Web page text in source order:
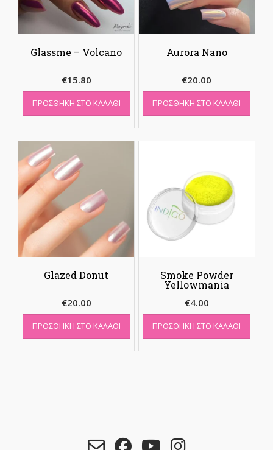
Glassme – Volcano
€15.80
ΠΡΟΣΘΉΚΗ ΣΤΟ ΚΑΛΆΘΙ
Aurora Nano
€20.00
ΠΡΟΣΘΉΚΗ ΣΤΟ ΚΑΛΆΘΙ
Glazed Donut
€20.00
ΠΡΟΣΘΉΚΗ ΣΤΟ ΚΑΛΆΘΙ
Smoke Powder
Yellowmania
€4.00
ΠΡΟΣΘΉΚΗ ΣΤΟ ΚΑΛΆΘΙ